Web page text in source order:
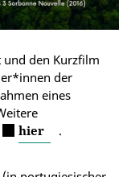
und den Kurzfilm
der
eines
hier .